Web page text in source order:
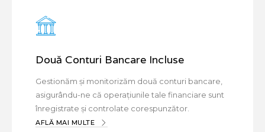
Două Conturi Bancare Incluse
Gestionăm și monitorizăm două conturi bancare,
asigurându-ne că operațiunile tale financiare sunt
înregistrate și controlate corespunzător.
AFLĂ MAI MULTE